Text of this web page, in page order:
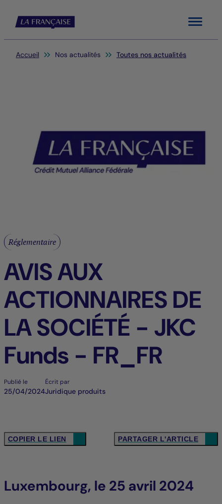
Menu
Vous êtes ici:
Accueil Nos actualités Toutes nos actualités
Réglementaire
AVIS AUX
ACTIONNAIRES DE
LA SOCIÉTÉ - JKC
Funds - FR_FR
Publié le
25/04/2024
Écrit par
Juridique produits
COPIER LE LIEN PARTAGER L'ARTICLE
Luxembourg, le 25 avril 2024